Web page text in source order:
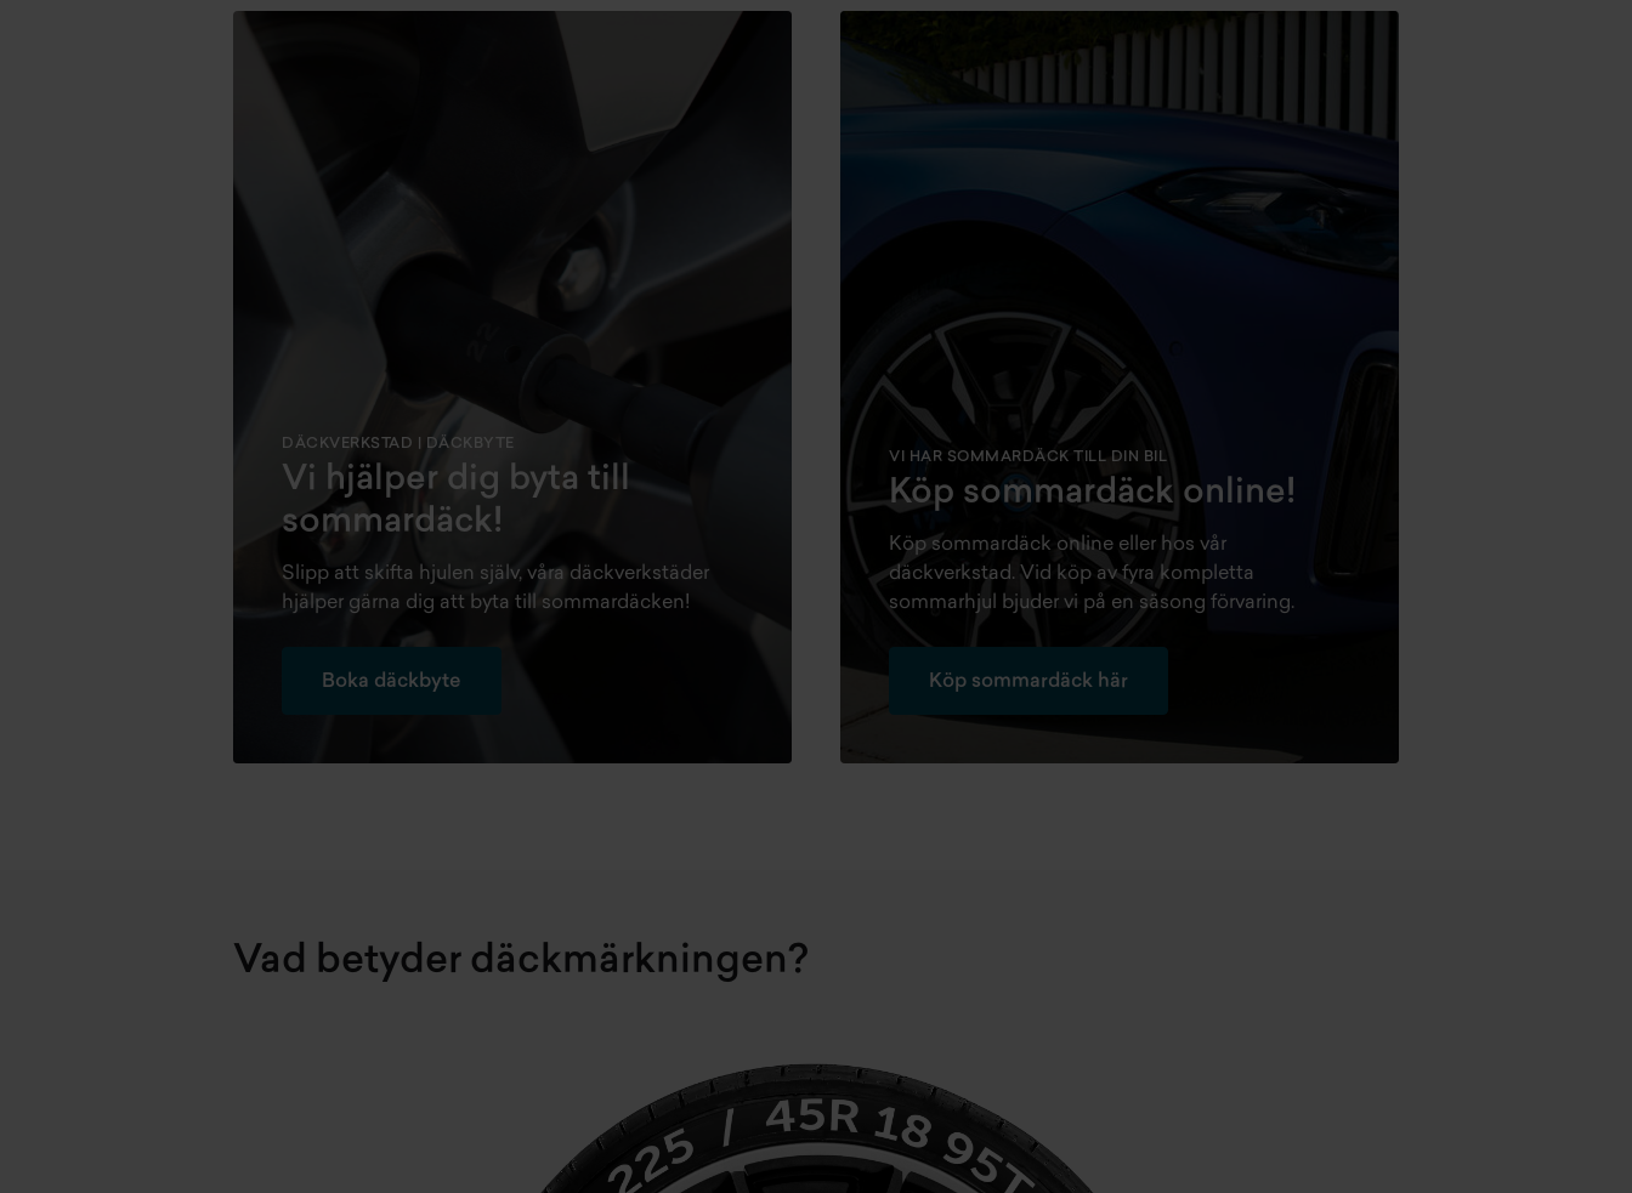
DÄCKVERKSTAD | DÄCKBYTE
Vi hjälper dig byta till
sommardäck!
Slipp att skifta hjulen själv, våra däckverkstäder
hjälper gärna dig att byta till sommardäcken!
Boka däckbyte
VI HAR SOMMARDÄCK TILL DIN BIL
Köp sommardäck online!
Köp sommardäck online eller hos vår
däckverkstad. Vid köp av fyra kompletta
sommarhjul bjuder vi på en säsong förvaring.
Köp sommardäck här
Vad betyder däckmärkningen?